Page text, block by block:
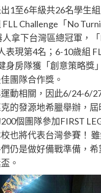
1至6年級共26名學生
Challenge「No
拿下台灣區總冠軍，
表現第4名；6-10歲組
身房隊獲「創意策略獎
團隊合作獎。
動相關，因此6/24-6/
的發源地希臘舉辦，屆
個團隊參加FIRST
也將代表台灣參賽！
們仍是做好備戰準備，
。